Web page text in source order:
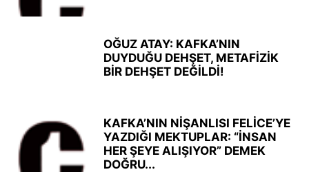
OĞUZ ATAY: KAFKA’NIN
DUYDUĞU DEHŞET, METAFİZİK
BİR DEHŞET DEĞİLDİ!
KAFKA’NIN NİŞANLISI FELİCE’YE
YAZDIĞI MEKTUPLAR: “İNSAN
HER ŞEYE ALIŞIYOR” DEMEK
DOĞRU...